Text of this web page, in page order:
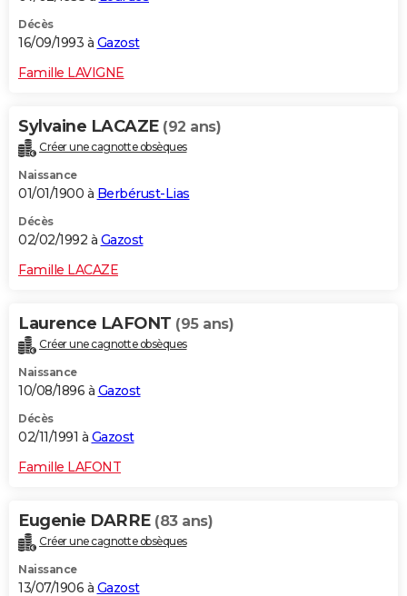
Décès
16/09/1993 à Gazost
Famille LAVIGNE
Sylvaine LACAZE (92 ans)
Créer une cagnotte obsèques
Naissance
01/01/1900 à Berbérust-Lias
Décès
02/02/1992 à Gazost
Famille LACAZE
Laurence LAFONT (95 ans)
Créer une cagnotte obsèques
Naissance
10/08/1896 à Gazost
Décès
02/11/1991 à Gazost
Famille LAFONT
Eugenie DARRE (83 ans)
Créer une cagnotte obsèques
Naissance
13/07/1906 à Gazost